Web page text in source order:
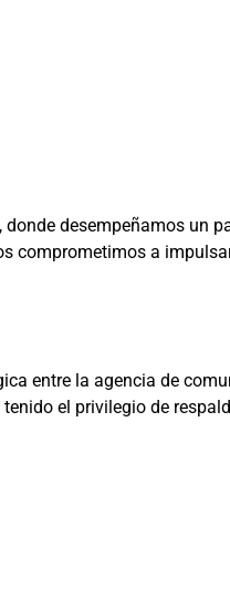
desempeñamos un
comprometimos a
entre la agencia de
el privilegio de